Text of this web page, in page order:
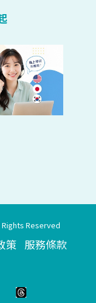
Reserved
策 服務條款